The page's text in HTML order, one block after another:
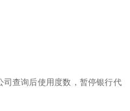
查询后使用度数，暂停银行代